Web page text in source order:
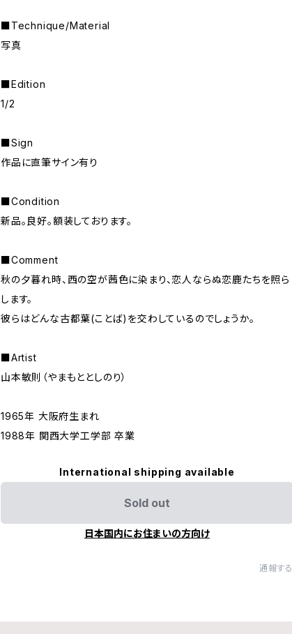
■Technique/Material
写真
■Edition
1/2
■Sign
作品に直筆サイン有り
■Condition
新品。良好。額装しております。
■Comment
秋の夕暮れ時、西の空が茜色に染まり、恋人ならぬ恋鹿たちを照ら
します。
彼らはどんな古都葉(ことば)を交わしているのでしょうか。
■Artist
山本敏則（やまもととしのり）
1965年 大阪府生まれ
1988年 関西大学工学部 卒業
International shipping available
Sold out
日本国内にお住まいの方向け
通報する